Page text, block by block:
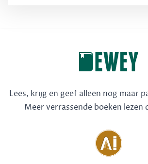
Lees, krijg en geef alleen nog maar
Meer verrassende boeken lezen